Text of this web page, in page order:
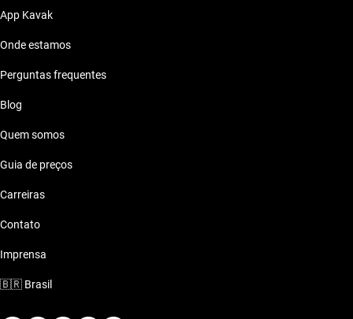
App Kavak
Onde estamos
Perguntas frequentes
Blog
Quem somos
Guia de preços
Carreiras
Contato
Imprensa
🇧🇷 Brasil